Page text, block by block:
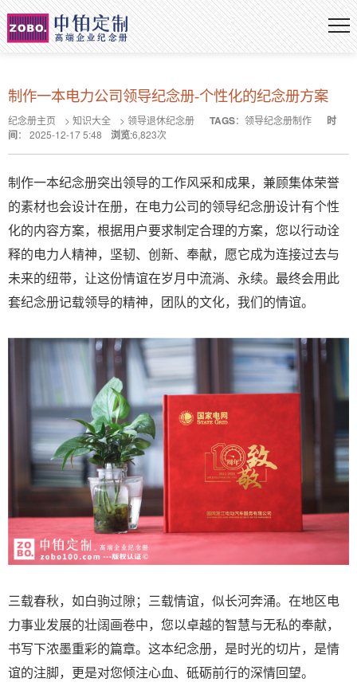
制作一本电力公司领导纪念册-个性化的纪念册方案
纪念册主页 > 知识大全 > 领导退休纪念册 TAGS： 领导纪念册制作
时
间： 2025-12-17 5:48 浏览:6,823次
制作一本纪念册突出领导的工作风采和成果，兼顾集体荣誉
的素材也会设计在册，在电力公司的领导纪念册设计有个性
化的内容方案，根据用户要求制定合理的方案，您以行动诠
释的电力人精神，坚韧、创新、奉献，愿它成为连接过去与
未来的纽带，让这份情谊在岁月中流淌、永续。最终会用此
套纪念册记载领导的精神，团队的文化，我们的情谊。
三载春秋，如白驹过隙；三载情谊，似长河奔涌。在地区电
力事业发展的壮阔画卷中，您以卓越的智慧与无私的奉献，
书写下浓墨重彩的篇章。这本纪念册，是时光的切片，是情
谊的注脚，更是对您倾注心血、砥砺前行的深情回望。